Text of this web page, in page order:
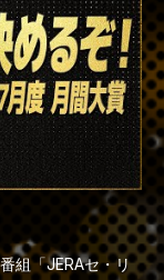
組「JERAセ・リ